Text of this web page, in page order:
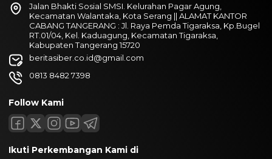
Jalan Bhakti Sosial SMSI. Kelurahan Pagar Agung,
Kecamatan Walantaka, Kota Serang || ALAMAT KANTOR
CABANG TANGERANG : Jl. Raya Pemda Tigaraksa, Kp.Bugel
RT.01/04, Kel. Kaduagung, Kecamatan Tigaraksa,
Kabupaten Tangerang 15720
beritasiber.co.id@gmail.com
0813 8482 7398
Follow Kami
Ikuti Perkembangan Kami di